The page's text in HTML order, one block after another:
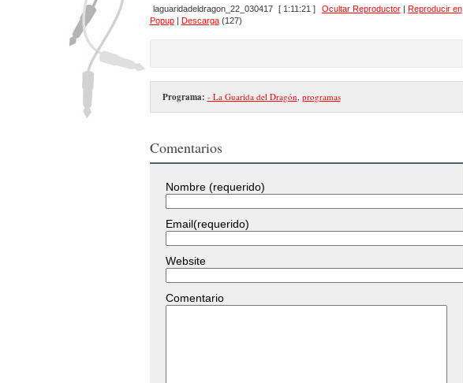
laguaridadeldragon_22_030417 [ 1:11:21 ] Ocultar Reproductor| Reproducir en
Popup| Descarga(127)
Programa: - La Guarida del Dragón programas
Comentarios
Nombre (requerido)
Email(requerido)
Website
Comentario